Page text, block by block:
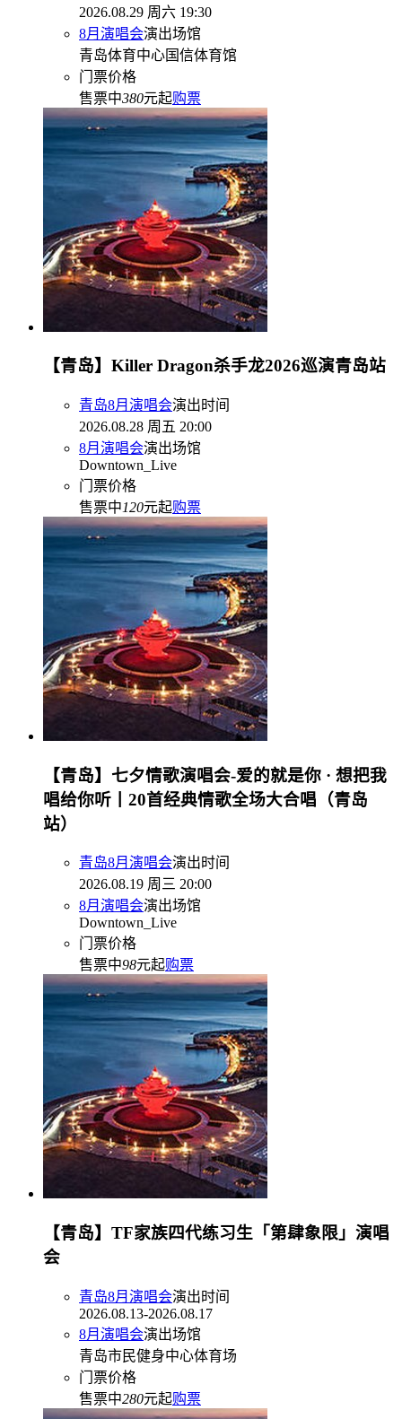
2026.08.29 周六 19:30
8月演唱会演出场馆
青岛体育中心国信体育馆
门票价格
售票中380元起购票
【青岛】Killer Dragon杀手龙2026巡演青岛站
青岛8月演唱会演出时间
2026.08.28 周五 20:00
8月演唱会演出场馆
Downtown_Live
门票价格
售票中120元起购票
【青岛】七夕情歌演唱会-爱的就是你 · 想把我
唱给你听丨20首经典情歌全场大合唱（青岛
站）
青岛8月演唱会演出时间
2026.08.19 周三 20:00
8月演唱会演出场馆
Downtown_Live
门票价格
售票中98元起购票
【青岛】TF家族四代练习生「第肆象限」演唱
会
青岛8月演唱会演出时间
2026.08.13-2026.08.17
8月演唱会演出场馆
青岛市民健身中心体育场
门票价格
售票中280元起购票